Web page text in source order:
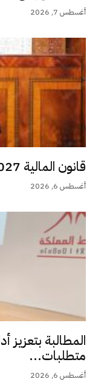
أغسطس 7, 2026
قانون المالية 2027: أخنوش يبقي على دعم...
أغسطس 6, 2026
المطالبة
متطلبات...
أغسطس 6, 2026